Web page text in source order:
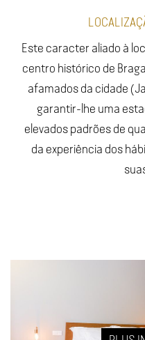
Este caracter aliado à
centro histórico de
afamados da cidade
garantir-lhe uma
elevados padrões de
da experiência dos